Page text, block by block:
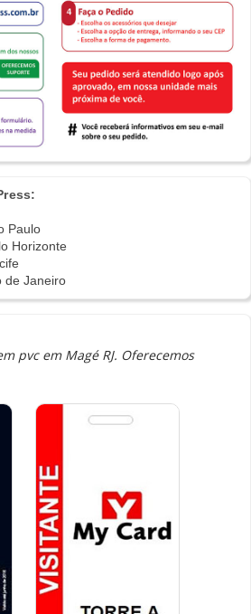
Paulo
Horizonte
de Janeiro
pvc em Magé RJ. Oferecemos